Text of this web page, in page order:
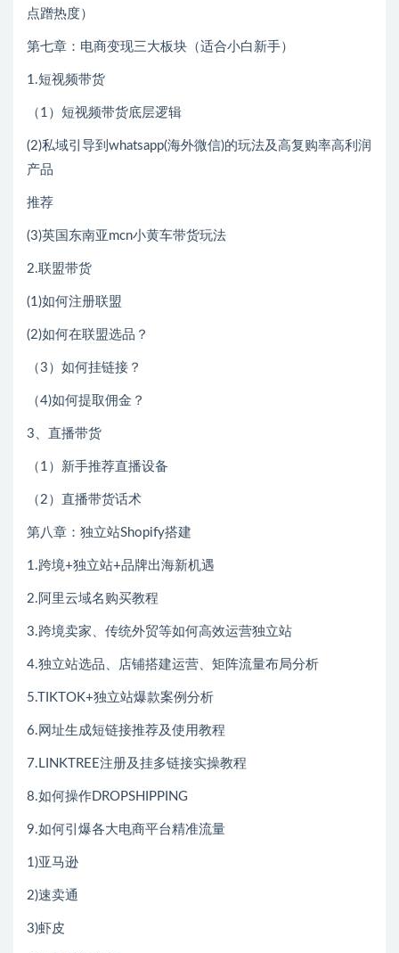
点蹭热度）
第七章：电商变现三大板块（适合小白新手）
1.短视频带货
（1）短视频带货底层逻辑
(2)私域引导到whatsapp(海外微信)的玩法及高复购率高利润
产品
推荐
(3)英国东南亚mcn小黄车带货玩法
2.联盟带货
(1)如何注册联盟
(2)如何在联盟选品？
（3）如何挂链接？
（4)如何提取佣金？
3、直播带货
（1）新手推荐直播设备
（2）直播带货话术
第八章：独立站Shopify搭建
1.跨境+独立站+品牌出海新机遇
2.阿里云域名购买教程
3.跨境卖家、传统外贸等如何高效运营独立站
4.独立站选品、店铺搭建运营、矩阵流量布局分析
5.TIKTOK+独立站爆款案例分析
6.网址生成短链接推荐及使用教程
7.LINKTREE注册及挂多链接实操教程
8.如何操作DROPSHIPPING
9.如何引爆各大电商平台精准流量
1)亚马逊
2)速卖通
3)虾皮